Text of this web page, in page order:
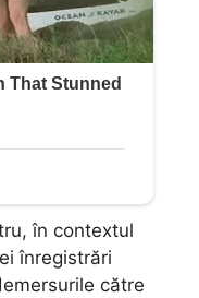
în contextul
înregistrări
către